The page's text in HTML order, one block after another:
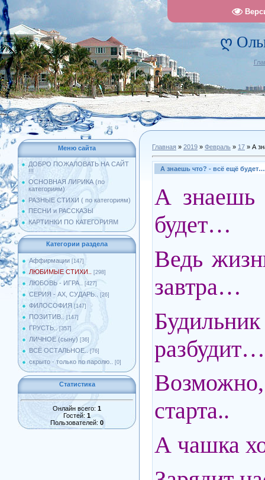
ღ
Меню сайта
ДОБРО ПОЖАЛОВАТЬ НА САЙТ
!!!
ОСНОВНАЯ ЛИРИКА (по
категориям)
РАЗНЫЕ СТИХИ ( по категориям)
ПЕСНИ и РАССКАЗЫ
КАРТИНКИ ПО КАТЕГОРИЯМ
Категории раздела
Аффирмации [147]
ЛЮБИМЫЕ СТИХИ.. [298]
ЛЮБОВЬ - ИГРА.. [427]
СЕРИЯ - АХ, СУДАРЬ.. [26]
ФИЛОСОФИЯ [147]
ПОЗИТИВ.. [147]
ГРУСТЬ.. [357]
ЛИЧНОЕ (сыну) [36]
ВСЁ ОСТАЛЬНОЕ.. [76]
скрыто - только по паролю.. [0]
Статистика
Онлайн всего: 1
Гостей: 1
Пользователей: 0
Главная » 2019 » Февраль » 17 » А
А знаешь что? - всё ещё будет…
А знаешь
будет…
Ведь
завтра…
разбудит…
старта..
А чашка